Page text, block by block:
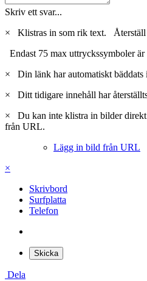
Skriv ett svar...
×
Klistras in som rik text.
Endast 75 max uttryckssymboler är
×
Din länk har automatiskt
×
Ditt tidigare innehåll har
×
Du kan inte klistra in bilder
från URL.
Lägg in bild från URL
×
Skrivbord
Surfplatta
Telefon
Skicka
Dela